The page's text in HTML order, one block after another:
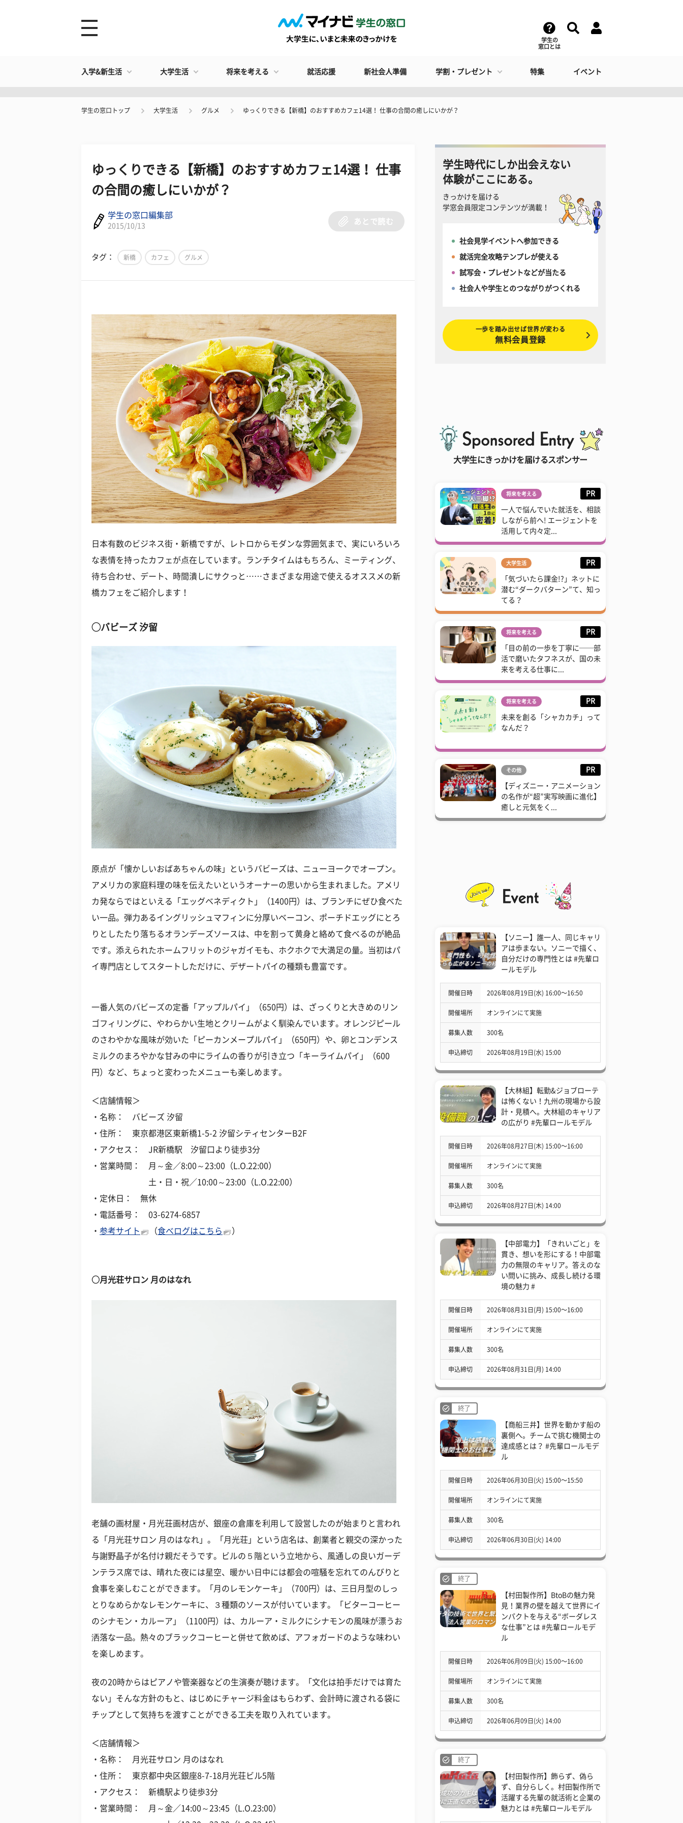
学生の
窓口とは
入学&新生活 大学生活 将来を考える 就活応援 新社会人準備 学割・プレゼント 特集 イベント
学生の窓口トップ 大学生活 グルメ ゆっくりできる【新橋】のおすすめカフェ14選！ 仕事の合間の癒しにいかが？
ゆっくりできる【新橋】のおすすめカフェ14選！ 仕事
の合間の癒しにいかが？
学生の窓口編集部
2015/10/13
あとで読む
タグ： 新橋 カフェ グルメ
日本有数のビジネス街・新橋ですが、レトロからモダンな雰囲気まで、実にいろいろ
な表情を持ったカフェが点在しています。ランチタイムはもちろん、ミーティング、
待ち合わせ、デート、時間潰しにサクっと……さまざまな用途で使えるオススメの新
橋カフェをご紹介します！
◯バビーズ 汐留
原点が「懐かしいおばあちゃんの味」というバビーズは、ニューヨークでオープン。
アメリカの家庭料理の味を伝えたいというオーナーの思いから生まれました。アメリ
カ発ならではといえる「エッグベネディクト」（1400円）は、ブランチにぜひ食べた
い一品。弾力あるイングリッシュマフィンに分厚いベーコン、ポーチドエッグにとろ
りとしたたり落ちるオランデーズソースは、中を割って黄身と絡めて食べるのが絶品
です。添えられたホームフリットのジャガイモも、ホクホクで大満足の量。当初はパ
イ専門店としてスタートしただけに、デザートパイの種類も豊富です。
一番人気のバビーズの定番「アップルパイ」（650円）は、ざっくりと大きめのリン
ゴフィリングに、やわらかい生地とクリームがよく馴染んでいます。オレンジピール
のさわやかな風味が効いた「ピーカンメープルパイ」（650円）や、卵とコンデンス
ミルクのまろやかな甘みの中にライムの香りが引き立つ「キーライムパイ」（600
円）など、ちょっと変わったメニューも楽しめます。
＜店舗情報＞
・名称： バビーズ 汐留
・住所： 東京都港区東新橋1-5-2 汐留シティセンターB2F
・アクセス： JR新橋駅 汐留口より徒歩3分
・営業時間： 月～金／8:00～23:00（L.O.22:00）
土・日・祝／10:00～23:00（L.O.22:00）
・定休日： 無休
・電話番号： 03-6274-6857
・ 参考サイト （食べログはこちら ）
○月光荘サロン 月のはなれ
老舗の画材屋・月光荘画材店が、銀座の倉庫を利用して設営したのが始まりと言われ
る「月光荘サロン 月のはなれ」。「月光荘」という店名は、創業者と親交の深かった
与謝野晶子が名付け親だそうです。ビルの５階という立地から、風通しの良いガーデ
ンテラス席では、晴れた夜には星空、暖かい日中には都会の喧騒を忘れてのんびりと
食事を楽しむことができます。「月のレモンケーキ」（700円）は、三日月型のしっ
とりなめらかなレモンケーキに、３種類のソースが付いています。「ビターコーヒー
のシナモン・カルーア」（1100円）は、カルーア・ミルクにシナモンの風味が漂うお
洒落な一品。熱々のブラックコーヒーと併せて飲めば、アフォガードのような味わい
を楽しめます。
夜の20時からはピアノや管楽器などの生演奏が聴けます。「文化は拍手だけでは育た
ない」そんな方針のもと、はじめにチャージ料金はもらわず、会計時に渡される袋に
チップとして気持ちを渡すことができる工夫を取り入れています。
＜店舗情報＞
・名称： 月光荘サロン 月のはなれ
・住所： 東京都中央区銀座8-7-18月光荘ビル5階
・アクセス： 新橋駅より徒歩3分
・営業時間： 月～金／14:00～23:45（L.O.23:00）
学生時代にしか出会えない
体験がここにある。
きっかけを届ける
学窓会員限定コンテンツが満載！
社会見学イベントへ参加できる
就活完全攻略テンプレが使える
試写会・プレゼントなどが当たる
社会人や学生とのつながりがつくれる
一歩を踏み出せば世界が変わる
無料会員登録
大学生にきっかけを届けるスポンサー
将来を考える PR
一人で悩んでいた就活を、相談
しながら前へ! エージェントを
活用して内々定...
大学生活 PR
「気づいたら課金!?」ネットに
潜む“ダークパターン”て、知っ
てる？
将来を考える PR
「目の前の一歩を丁寧に──部
活で磨いたタフネスが、国の未
来を考える仕事に...
将来を考える PR
未来を創る「シャカカチ」って
なんだ？
その他 PR
【ディズニー・アニメーション
の名作が“超”実写映画に進化】
癒しと元気をく...
【ソニー】誰一人、同じキャリ
アは歩まない。ソニーで描く、
自分だけの専門性とは #先輩ロ
ールモデル
開催日時 2026年08月19日(水) 16:00〜16:50
開催場所 オンラインにて実施
募集人数 300名
申込締切 2026年08月19日(水) 15:00
【大林組】転勤&ジョブローテ
は怖くない！九州の現場から設
計・見積へ。大林組のキャリア
の広がり #先輩ロールモデル
開催日時 2026年08月27日(木) 15:00〜16:00
開催場所 オンラインにて実施
募集人数 300名
申込締切 2026年08月27日(木) 14:00
【中部電力】「きれいごと」を
貫き、想いを形にする！中部電
力の無限のキャリア。答えのな
い問いに挑み、成長し続ける環
境の魅力 #
開催日時 2026年08月31日(月) 15:00〜16:00
開催場所 オンラインにて実施
募集人数 300名
申込締切 2026年08月31日(月) 14:00
終了
【商船三井】世界を動かす船の
裏側へ。チームで挑む機関士の
達成感とは？ #先輩ロールモデ
ル
開催日時 2026年06月30日(火) 15:00〜15:50
開催場所 オンラインにて実施
募集人数 300名
申込締切 2026年06月30日(火) 14:00
終了
【村田製作所】BtoBの魅力発
見！業界の壁を越えて世界にイ
ンパクトを与える“ボーダレス
な仕事”とは #先輩ロールモデ
ル
開催日時 2026年06月09日(火) 15:00〜16:00
開催場所 オンラインにて実施
募集人数 300名
申込締切 2026年06月09日(火) 14:00
終了
【村田製作所】飾らず、偽ら
ず、自分らしく。村田製作所で
活躍する先輩の就活術と企業の
魅力とは #先輩ロールモデル